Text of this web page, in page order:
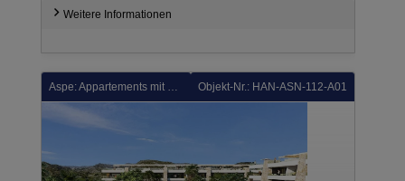
Weitere Informationen
Objekt-Nr.: HAN-ASN-112-A01